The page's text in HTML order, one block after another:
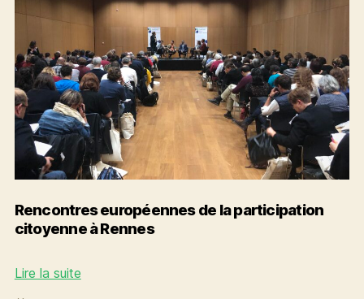
fabrique
de
ses
politiques
publiques
Rencontres européennes de la participation
citoyenne à Rennes
Lire la suiteRencontres